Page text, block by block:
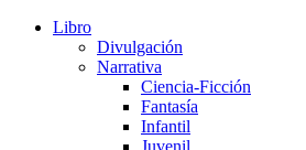
Libro
Divulgación
Narrativa
Ciencia-Ficción
Fantasía
Infantil
Juvenil